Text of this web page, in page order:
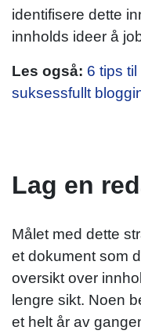
identifisere dette
innholds ideer å
Les også: 6 tips
suksessfullt
Lag en
Målet med dette
et dokument som
oversikt over
lengre sikt. Noen
et helt år av